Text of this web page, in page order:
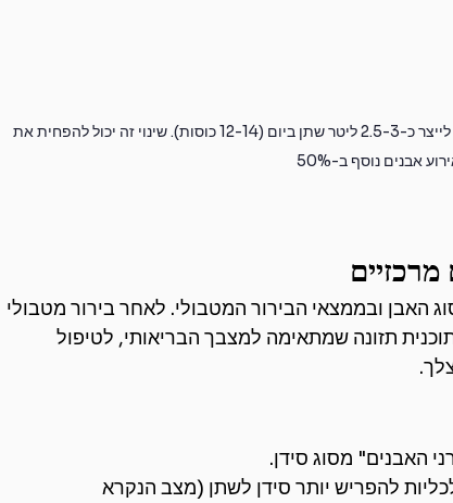
עבור רוב הנשים והגברים מומלץ לשתות מספיק מים כדי לייצר כ-2.5-3 ליטר שתן ביום (12-14 כוסות). שינוי זה יכול להפחית את
אבנים נוסף ב-50%
האבן ובממצאי הבירור המטבולי. לאחר בירור מטבולי
תזונה שמתאימה למצבך הבריאותי, לטיפול
האבנים" מסוג סידן.
להפריש יותר סידן לשתן (מצב הנקרא